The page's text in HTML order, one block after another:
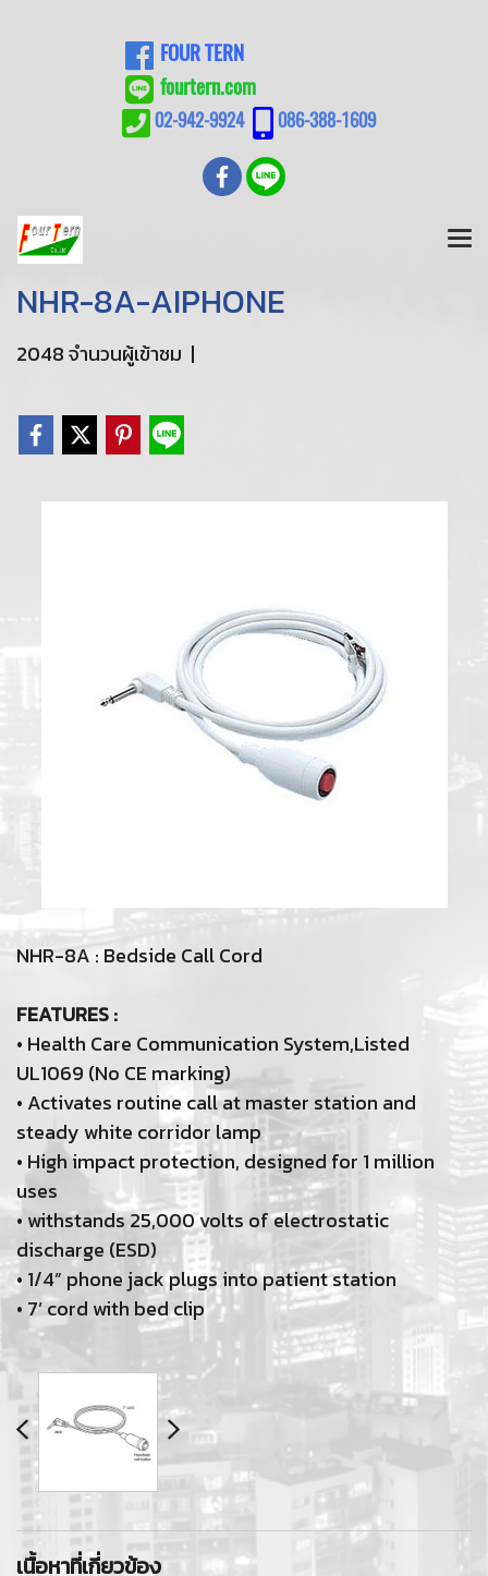
FOUR TERN
fourtern.com
02-942-9924 086-388-1609
NHR-8A-AIPHONE
2048 จำนวนผู้เข้าชม |
NHR-8A : Bedside Call Cord
FEATURES :
• Health Care Communication System,Listed
UL1069 (No CE marking)
• Activates routine call at master station and
steady white corridor lamp
• High impact protection, designed for 1 million
uses
• withstands 25,000 volts of electrostatic
discharge (ESD)
• 1/4” phone jack plugs into patient station
• 7’ cord with bed clip
เนื้อหาที่เกี่ยวข้อง